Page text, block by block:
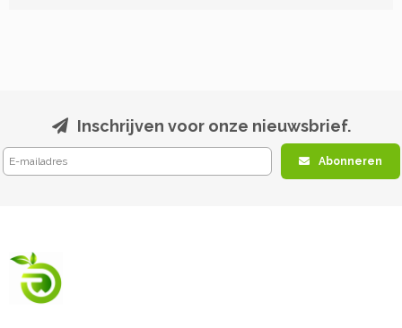
Inschrijven voor onze nieuwsbrief.
Abonneren